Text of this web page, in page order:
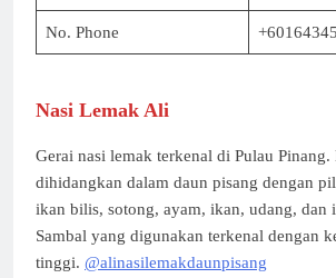
No. Phone
Nasi Lemak Ali
Gerai nasi lemak terkenal di Pulau
dihidangkan dalam daun pisang dengan
ikan bilis, sotong, ayam, ikan, udang, dan
Sambal yang digunakan terkenal dengan
tinggi. @alinasilemakdaunpisang